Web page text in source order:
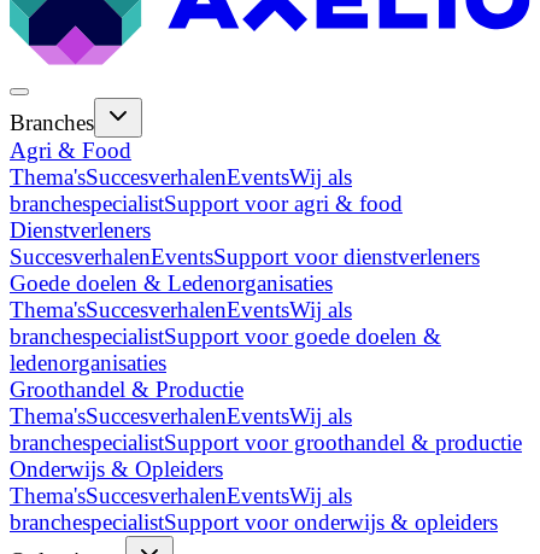
Branches
Agri & Food
Thema'sSuccesverhalenEventsWij als
branchespecialistSupport voor agri & food
Dienstverleners
SuccesverhalenEventsSupport voor dienstverleners
Goede doelen & Ledenorganisaties
Thema'sSuccesverhalenEventsWij als
branchespecialistSupport voor goede doelen &
ledenorganisaties
Groothandel & Productie
Thema'sSuccesverhalenEventsWij als
branchespecialistSupport voor groothandel & productie
Onderwijs & Opleiders
Thema'sSuccesverhalenEventsWij als
branchespecialistSupport voor onderwijs & opleiders